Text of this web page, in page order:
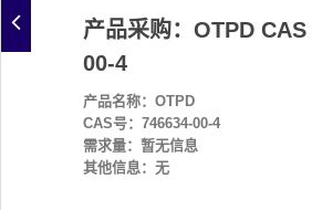
产品采购：OTPD
00-4
产品名称：OTPD
CAS号：746634-00-4
需求量：暂无信息
其他信息：无